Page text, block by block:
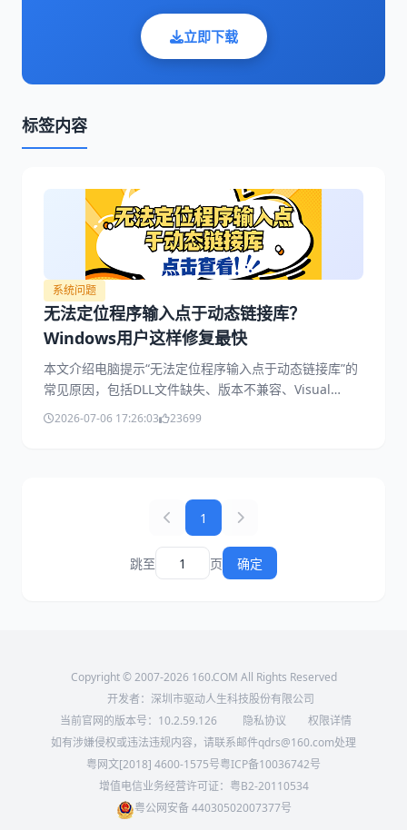
标签内容
系统问题
无法定位程序输入点于动态链接库？
Windows用户这样修复最快
本文介绍电脑提示“无法定位程序输入点于动态链接库”的
常见原因，包括DLL文件缺失、版本不兼容、Visual
C++运行库异常以及系统文件损坏等，并提供5种实用修
2026-07-06 17:26:03 23699
1
跳至 页 确定
立即下载
Copyright © 2007-2026 160.COM All Rights Reserved
开发者：深圳市驱动人生科技股份有限公司
当前官网的版本号： 10.2.59.126 隐私协议
权限详情
如有涉嫌侵权或违法违规内容，请联系邮件qdrs@160.com处理
粤网文[2018] 4600-1575号粤ICP备10036742号
增值电信业务经营许可证：粤B2-20110534
粤公网安备 44030502007377号